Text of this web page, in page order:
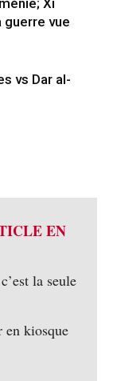
guerre vue
vs Dar al-
EN
la seule
en kiosque